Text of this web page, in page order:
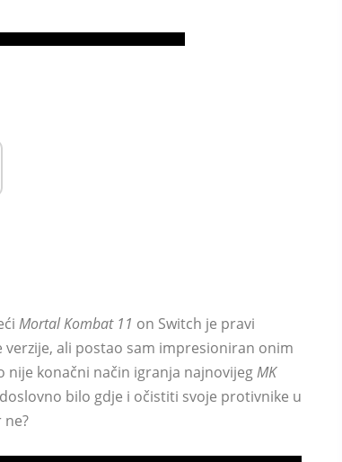
Mortal Kombat 11 on Switch je pravi
ali postao sam impresioniran onim
konačni način igranja najnovijegMK
bilo gdje i očistiti svoje protivnike u